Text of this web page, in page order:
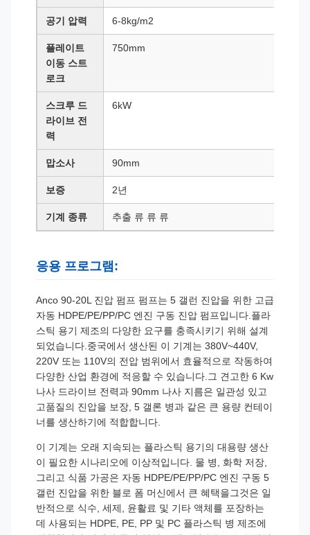
공기 압력 6-8kg/m2
플레이트
이동 스트
로크
750mm
스크루 드
라이브 전
력
6kW
맙소사 90mm
보증 2년
기계 종류 추출 류 류 류
응용 프로그램:
Anco 90-20L 진압 펌프 펌프는 5 갤런 진압을 위한 고급
자동 HDPE/PE/PP/PC 엔진 구동 진압 펌프입니다.플라
스틱 용기 제조의 다양한 요구를 충족시키기 위해 설계
되었습니다.중국에서 생산된 이 기계는 380V~440V,
220V 또는 110V의 전압 범위에서 효율적으로 작동하여
다양한 산업 환경에 적응할 수 있습니다.그 견고한 6 Kw
나사 드라이브 전력과 90mm 나사 지름은 일관성 있고
고품질의 진압을 보장, 5 갤론 병과 같은 큰 용량 컨테이
너를 생산하기에 적합합니다.
이 기계는 오래 지속되는 플라스틱 용기의 대용량 생산
이 필요한 시나리오에 이상적입니다. 물 병, 화학 저장,
그리고 식품 가공은 자동 HDPE/PE/PP/PC 엔진 구동 5
갤런 진압을 위한 블로 폼 머신에서 큰 혜택을그것은 일
반적으로 식수, 세제, 윤활료 및 기타 액체를 포장하는
데 사용되는 HDPE, PE, PP 및 PC 플라스틱 병 제조에